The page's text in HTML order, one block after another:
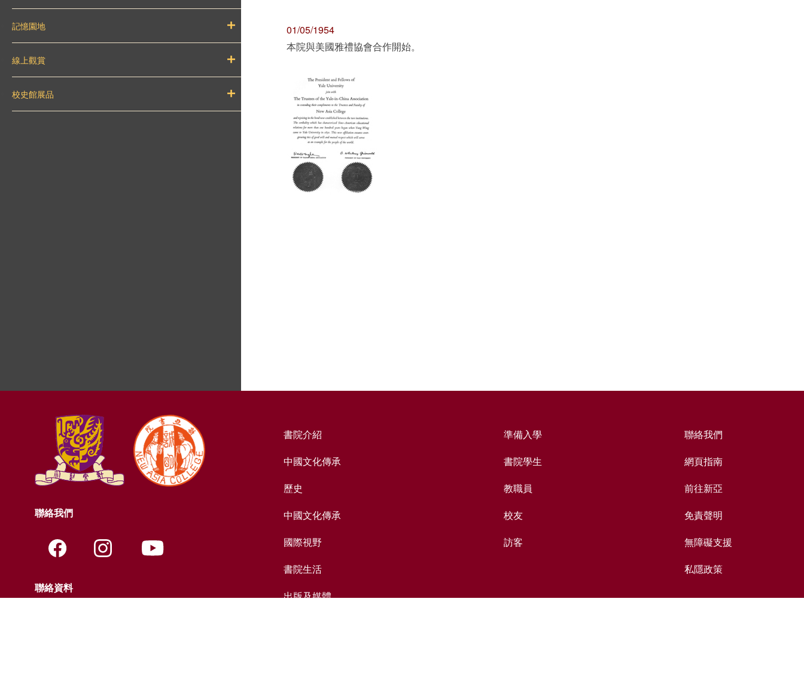
記憶園地
線上觀賞
校史館展品
01/05/1954
本院與美國雅禮協會合作開始。
聯絡我們
聯絡資料
書院介紹
中國文化傳承
歷史
中國文化傳承
國際視野
書院生活
出版及媒體
準備入學
書院學生
教職員
校友
訪客
聯絡我們
網頁指南
前往新亞
免責聲明
無障礙支援
私隱政策